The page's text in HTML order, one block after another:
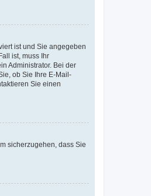
ist und Sie angegeben
ist, muss Ihr
Administrator. Bei der
ob Sie Ihre E-Mail-
Sie einen
sicherzugehen, dass Sie